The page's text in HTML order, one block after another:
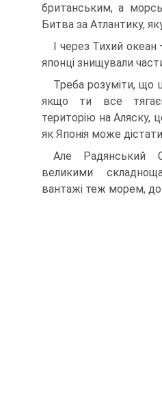
британ­ським, а
Битва за Атлантику,
І через Тихий
японці зни­щували
Треба розуміти, що
якщо ти все
територію на Аляску,
як Японія може
Але
великими
вантажі теж морем,